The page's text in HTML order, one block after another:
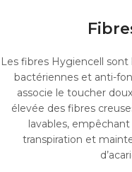
Les fibres Hygiencell
bactériennes et anti-
associe le toucher
élevée des fibres
lavables,
transpiration et